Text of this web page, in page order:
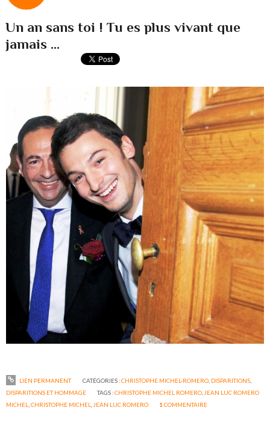
Un an sans toi ! Tu es plus vivant que
jamais ...
LIEN PERMANENT CATÉGORIES :CHRISTOPHE MICHEL-ROMERO, DISPARITIONS,
DISPARITIONS ET HOMMAGE
TAGS :CHRISTOPHE MICHEL ROMERO JEAN LUC ROMERO
MICHEL ,CHRISTOPHE MICHEL JEAN LUC ROMERO 1 COMMENTAIRE